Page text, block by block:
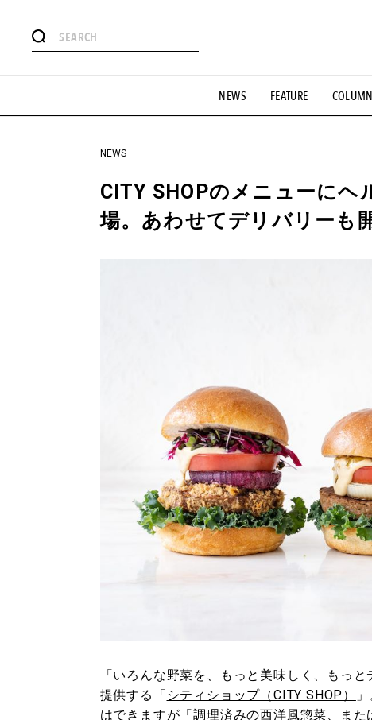
NEWS FEATURE COLUMN
#憧れの逸品 #ESSENTIAL DESIGNS
#GH 銘品の所以 #フイナムのYouTube #Commune H
#HANDSOME HANDBOOK
NEWS
CITY SHOPのメニューに
場。あわせてデリバリーも
「いろんな野菜を、もっと美味しく、もっ
提供する「 シティショップ（CITY SHOP）
はできますが「調理済みの西洋風惣菜、また